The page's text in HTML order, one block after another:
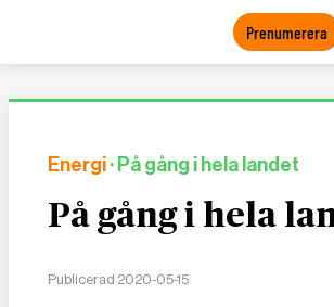
Prenumerera
Energi· På gång i hela landet
På gång i hela
Publicerad 2020-05-15